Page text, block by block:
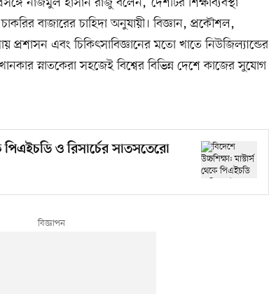
বাজারের চাহিদা অনুযায়ী। বিজ্ঞান, প্রকৌশল,
প্রশাসন এবং চিকিৎসাবিজ্ঞানের মতো খাতে নিউজিল্যান্ডের
স্নাতকেরা সহজেই বিশ্বের বিভিন্ন দেশে কাজের সুযোগ
পিএইচডি ও রিসার্চের সাতসতেরো